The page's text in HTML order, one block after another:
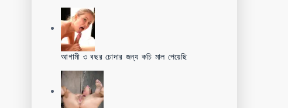
আগামী ৩ বছর চোদার জন্য কচি মাল পেয়েছি